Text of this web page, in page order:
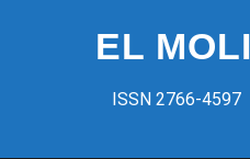
EL
ISSN 2766-4597